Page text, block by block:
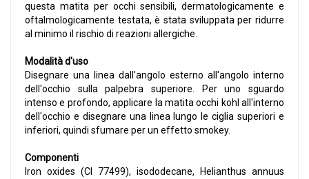
questa matita per occhi sensibili, dermatologicamente e
oftalmologicamente testata, è stata sviluppata per ridurre
al minimo il rischio di reazioni allergiche.
Modalità d'uso
Disegnare una linea dall'angolo esterno all'angolo interno
dell'occhio sulla palpebra superiore. Per uno sguardo
intenso e profondo, applicare la matita occhi kohl all'interno
dell'occhio e disegnare una linea lungo le ciglia superiori e
inferiori, quindi sfumare per un effetto smokey.
Componenti
Iron oxides (CI 77499), isododecane, Helianthus annuus